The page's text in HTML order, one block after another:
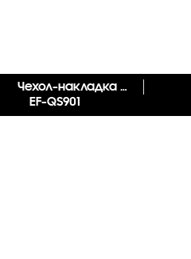
Чехол-накладка Clear Cover S22
EF-QS901